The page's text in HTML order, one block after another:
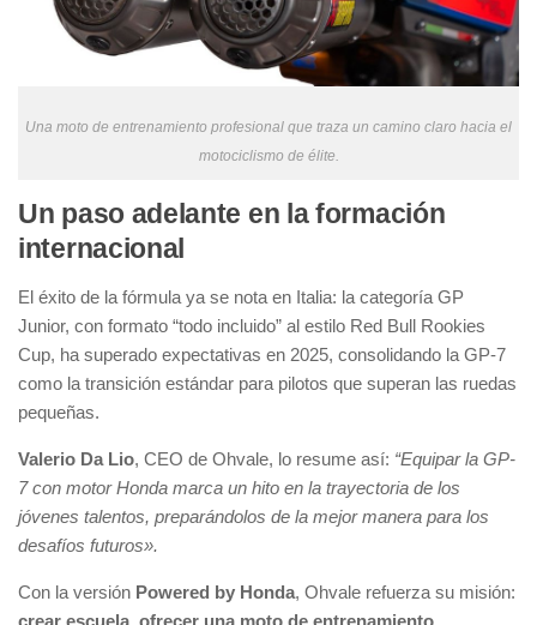
Una moto de entrenamiento profesional que traza un camino claro hacia el
motociclismo de élite.
Un paso adelante en la formación
internacional
El éxito de la fórmula ya se nota en Italia: la categoría GP
Junior, con formato “todo incluido” al estilo Red Bull Rookies
Cup, ha superado expectativas en 2025, consolidando la GP-7
como la transición estándar para pilotos que superan las ruedas
pequeñas.
Valerio Da Lio, CEO de Ohvale, lo resume así: “Equipar la GP-
7 con motor Honda marca un hito en la trayectoria de los
jóvenes talentos, preparándolos de la mejor manera para los
desafíos futuros».
Con la versión Powered by Honda, Ohvale refuerza su misión: